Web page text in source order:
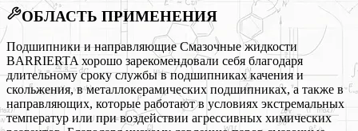
ОБЛАСТЬ ПРИМЕНЕНИЯ
Подшипники и направляющие Смазочные жидкости
BARRIERTA хорошо зарекомендовали себя благодаря
длительному сроку службы в подшипниках качения и
скольжения, в металлокерамических подшипниках, а также в
направляющих, которые работают в условиях экстремальных
температур или при воздействии агрессивных химических